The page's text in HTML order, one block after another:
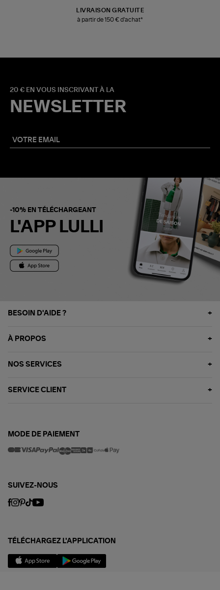
LIVRAISON GRATUITE
à partir de 150 € d'achat*
20 € EN VOUS INSCRIVANT À LA
NEWSLETTER
-10% EN TÉLÉCHARGEANT
L'APP LULLI
BESOIN D'AIDE ?
À PROPOS
NOS SERVICES
SERVICE CLIENT
MODE DE PAIEMENT
SUIVEZ-NOUS
TÉLÉCHARGEZ L'APPLICATION